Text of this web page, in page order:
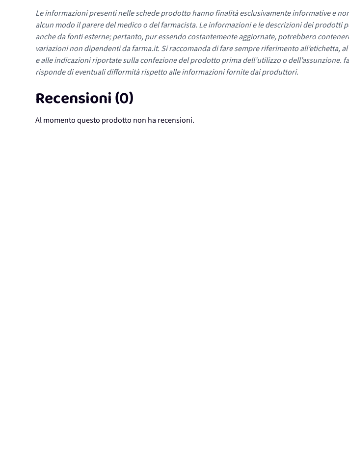
Le informazioni presenti nelle schede prodotto hanno finalità esclusivamente informative e
alcun modo il parere del medico o del farmacista. Le informazioni e le descrizioni dei prodotti
anche da fonti esterne; pertanto, pur essendo costantemente aggiornate, potrebbero
variazioni non dipendenti da farma.it. Si raccomanda di fare sempre riferimento all’etichetta,
e alle indicazioni riportate sulla confezione del prodotto prima dell’utilizzo o dell’assunzione.
risponde di eventuali difformità rispetto alle informazioni fornite dai produttori.
Recensioni (0)
Al momento questo prodotto non ha recensioni.